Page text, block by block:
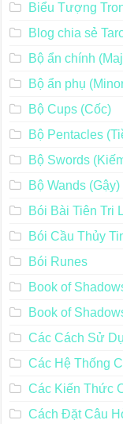
Biểu Tượng
Blog chia sẻ
Bộ ẩn chính
Bộ ẩn phụ
Bộ Cups (Cốc)
Bộ Pentacles
Bộ Swords
Bộ Wands (Gậy)
Bói Bài Tiên Tri
Bói Cầu Thủy
Bói Runes
Book of
Book of
Các Cách Sử
Các Hệ Thống
Các Kiến Thức
Cách Đặt Câu